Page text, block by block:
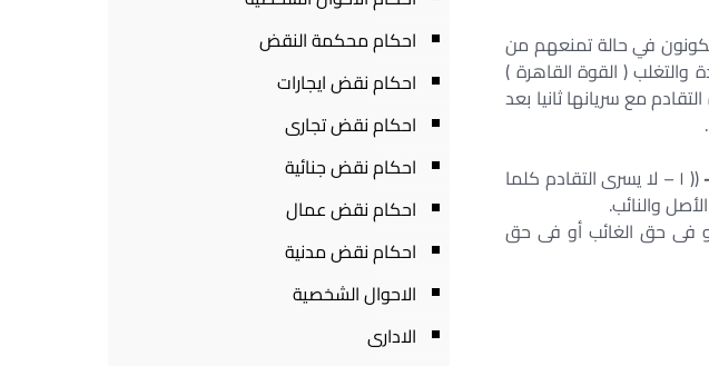
في حالة تمنعهم من
والتغلب ( القوة القاهرة )
مدة التقادم مع سريانها ثانيا بعد
(( ١ – لا يسرى التقادم كلما
والنائب.
فى حق الغائب أو فى حق
احكام محكمة النقض
احكام نقض ايجارات
احكام نقض تجارى
احكام نقض جنائية
احكام نقض عمال
احكام نقض مدنية
الاحوال الشخصية
الادارى